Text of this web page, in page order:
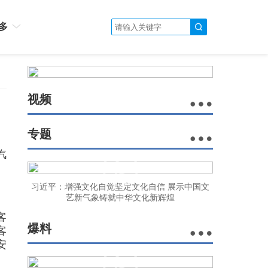
视频
专题
习近平：增强文化自觉坚定文化自信 展示中国文
艺新气象铸就中华文化新辉煌
爆料